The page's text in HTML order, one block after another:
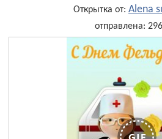
Открытка от: Alena
отправлена: